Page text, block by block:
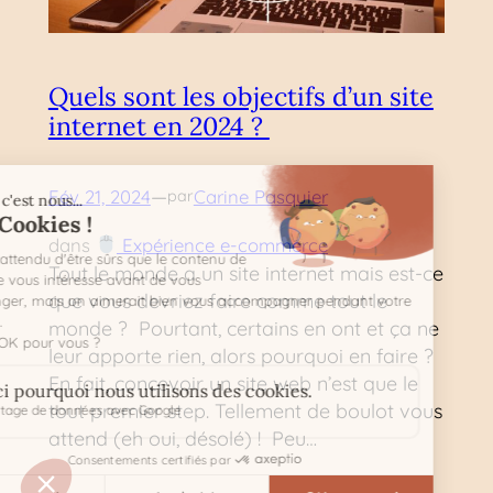
Quels sont les objectifs d’un site
internet en 2024 ?
Fév 21, 2024—parCarine Pasquier
dans Expérience e-commerce
Tout le monde a un site internet mais est-ce
que vous devriez faire comme tout le
monde ? Pourtant, certains en ont et ça ne
leur apporte rien, alors pourquoi en faire ?
En fait, concevoir un site web n’est que le
tout premier step. Tellement de boulot vous
attend (eh oui, désolé) ! Peu…